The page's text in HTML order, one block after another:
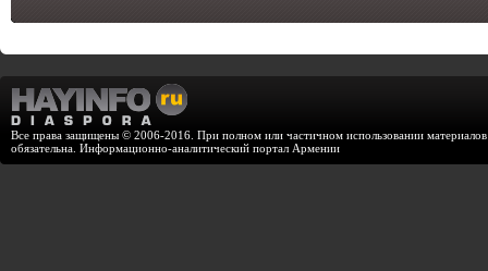
Все права защищены © 2006-2016. При полном или частичном использовании
обязательна. Информационно-аналитический портал Армении